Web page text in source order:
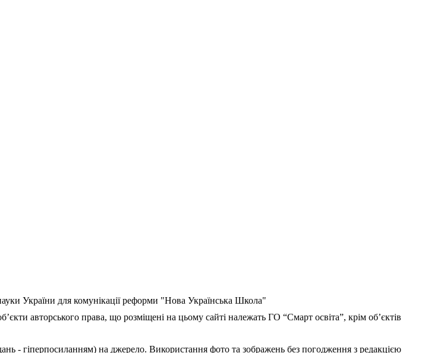
України для комунікації реформи "Нова Українська Школа"
авторського права, що розміщені на цьому сайті належать ГО “Смарт освіта”, крім об’єктів
- гіперпосиланням) на джерело. Використання фото та зображень без погодження з редакцією